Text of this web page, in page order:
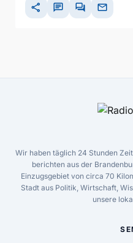
share chat forum mail
Wir haben täglich 24 Stunden
berichten aus der
Einzugsgebiet von circa 70
Stadt aus Politik, Wirtschaft,
unsere